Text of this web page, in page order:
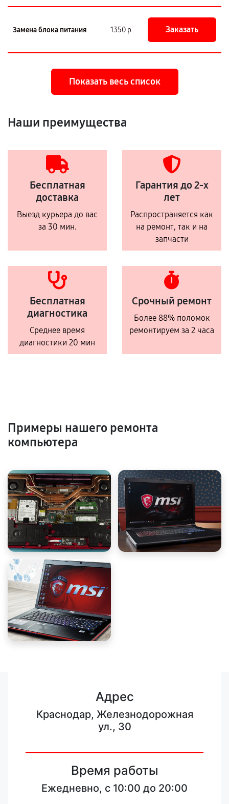
Замена блока питания 1350 р Заказать
Показать весь список
Наши преимущества
Бесплатная
доставка
Выезд курьера до вас
за 30 мин.
Гарантия до 2-х
лет
Распространяется как
на ремонт, так и на
запчасти
Бесплатная
диагностика
Среднее время
диагностики 20 мин
Срочный ремонт
Более 88% поломок
ремонтируем за 2 часа
Примеры нашего ремонта
компьютера
Адрес
Краснодар, Железнодорожная
ул., 30
Время работы
Ежедневно, с 10:00 до 20:00